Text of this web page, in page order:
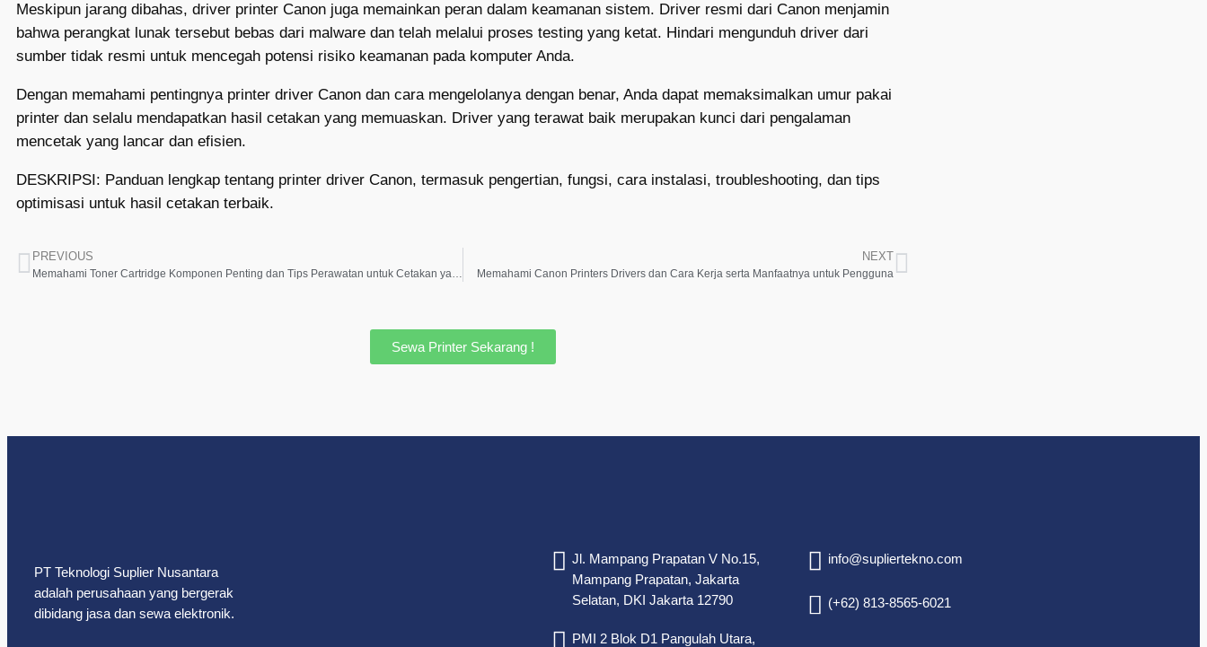
Meskipun jarang dibahas, driver printer Canon juga memainkan peran dalam keamanan sistem. Driver resmi dari Canon menjamin
bahwa perangkat lunak tersebut bebas dari malware dan telah melalui proses testing yang ketat. Hindari mengunduh driver dari
sumber tidak resmi untuk mencegah potensi risiko keamanan pada komputer Anda.
Dengan memahami pentingnya printer driver Canon dan cara mengelolanya dengan benar, Anda dapat memaksimalkan umur pakai
printer dan selalu mendapatkan hasil cetakan yang memuaskan. Driver yang terawat baik merupakan kunci dari pengalaman
mencetak yang lancar dan efisien.
DESKRIPSI: Panduan lengkap tentang printer driver Canon, termasuk pengertian, fungsi, cara instalasi, troubleshooting, dan tips
optimisasi untuk hasil cetakan terbaik.
PREVIOUS NEXT
Memahami Canon Printers Drivers dan Cara Kerja serta Manfaatnya untuk Pengguna
Sewa Printer Sekarang !
PT Teknologi Suplier Nusantara
adalah perusahaan yang bergerak
dibidang jasa dan sewa elektronik.
Jl. Mampang Prapatan V No.15,
Mampang Prapatan, Jakarta
Selatan, DKI Jakarta 12790
PMI 2 Blok D1 Pangulah Utara,
info@supliertekno.com
(+62) 813-8565-6021